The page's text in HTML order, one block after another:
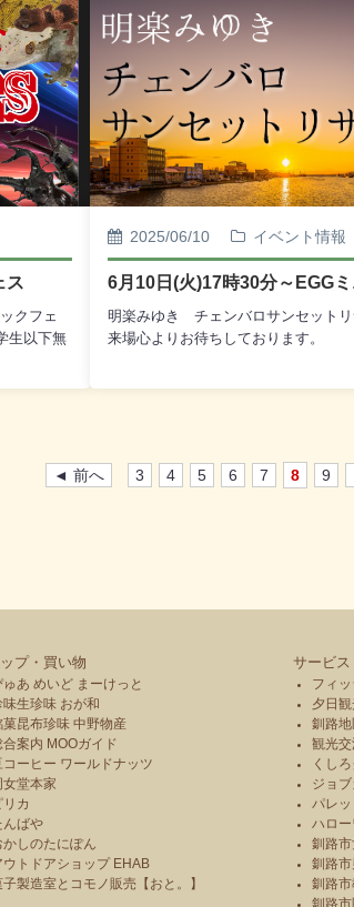
ションな
27日㈰10
川を15分
のご来場
11/17（月） おかし交
7/20（日）～11/17（月）対象者 保
満の乳幼児その他 バス乗車証明券は
小学生未満の乳幼児の 人数分の
ます ※後日、配布は行いませんその
添付ファイルからご覧いただけます
よりお待ち申し上げております。
ス
クフェ
生以下無
2025/06/10 イベント情報
6月10日(火)17時30分～EGG
明楽みゆき チェンバロサンセット
来場心よりお待ちしております。
◄ 前へ 3 4 5 6 7 8 9
プ・買い物
ゅあ めいど まーけっと
味生珍味 おが和
菓昆布珍味 中野物産
合案内 MOOガイド
コーヒー ワールドナッツ
女堂本家
リカ
んばや
かしのたにぽん
ウトドアショップ EHAB
子製造室とコモノ販売【おと。】
サービス
フィ
夕日
釧路
観光
くし
ジョ
パレ
ハロ
釧路
釧路市
釧路
釧路